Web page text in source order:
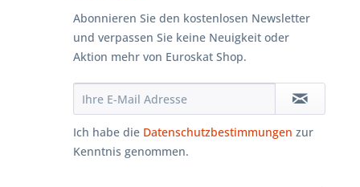
Abonnieren Sie den kostenlosen Newsletter
und verpassen Sie keine Neuigkeit oder
Aktion mehr von Euroskat Shop.
Ich habe die Datenschutzbestimmungen zur
Kenntnis genommen.